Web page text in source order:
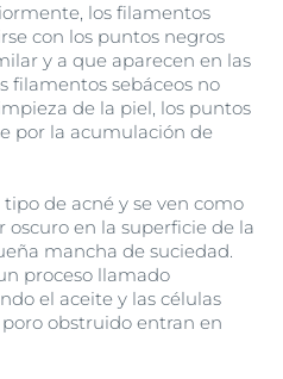
los filamentos
con los puntos negros
y a que aparecen en las
filamentos sebáceos no
de la piel, los puntos
por la acumulación de
de acné y se ven como
en la superficie de la
mancha de suciedad.
proceso llamado
el aceite y las células
obstruido entran en